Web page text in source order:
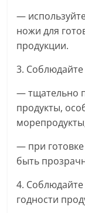
—
ножи для
продукции.
3.
— тщательно
продукты,
— при
быть
4.
годности